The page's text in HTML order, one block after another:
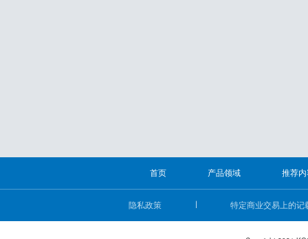
首页 产品领域 推荐
隐私政策 特定商业交易上的记